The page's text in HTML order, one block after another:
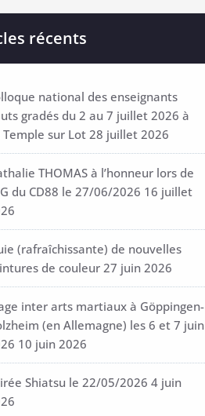
récents
national des enseignants
gradés du 2 au 7 juillet 2026 à
Temple sur Lot 28 juillet 2026
THOMAS à l’honneur lors de
du CD88 le 27/06/2026 16 juillet
(rafraîchissante) de nouvelles
de couleur 27 juin 2026
inter arts martiaux à Göppingen-
(en Allemagne) les 6 et 7 juin
10 juin 2026
Shiatsu le 22/05/2026 4 juin